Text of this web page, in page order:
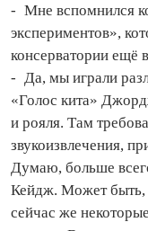
- Мне вспомнился
экспериментов»,
консерватории ещё
- Да, мы играли
«Голос кита»
и рояля. Там
звукоизвлечения,
Думаю, больше
Кейдж. Может быть,
сейчас же